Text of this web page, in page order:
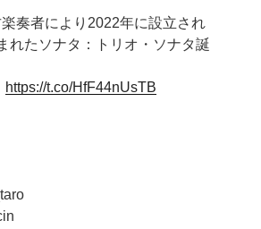
奏者により2022年に設立され
れたソナタ：トリオ・ソナタ誕
https://t.co/HfF44nUsTB